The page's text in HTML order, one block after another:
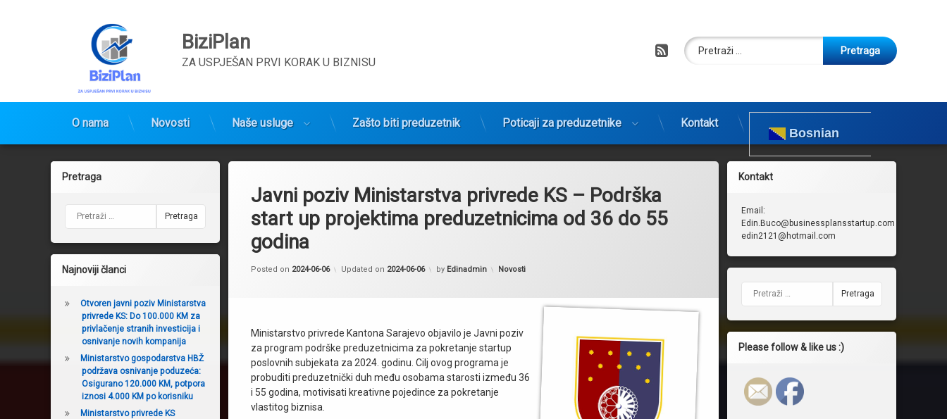
BiziPlan
ZA USPJEŠAN PRVI KORAK U BIZNISU
RSSPretraga:
O nama Novosti Naše usluge Zašto biti preduzetnik Poticaji za preduzetnike Kontakt
Bosnian
Javni poziv Ministarstva privrede KS – Podrška
start up projektima preduzetnicima od 36 do 55
godina
Posted on 2024-06-06 Updated on 2024-06-06 by Edinadmin Kategorije:
Novosti
Ministarstvo privrede Kantona Sarajevo objavilo je Javni poziv
za program podrške preduzetnicima za pokretanje startup
poslovnih subjekata za 2024. godinu. Cilj ovog programa je
probuditi preduzetnički duh među osobama starosti između 36
i 55 godina, motivisati kreativne pojedince za pokretanje
vlastitog biznisa.
Pretraga
Najnoviji članci
Otvoren javni poziv Ministarstva
privrede KS: Do 100.000 KM za
privlačenje stranih investicija i
osnivanje novih kompanija
Ministarstvo gospodarstva HBŽ
podržava osnivanje poduzeća:
Osigurano 120.000 KM, potpora
iznosi 4.000 KM po korisniku
Ministarstvo privrede KS
Kontakt
Email:
Edin.Buco@businessplansstartup.com
edin2121@hotmail.com
Please follow & like us :)